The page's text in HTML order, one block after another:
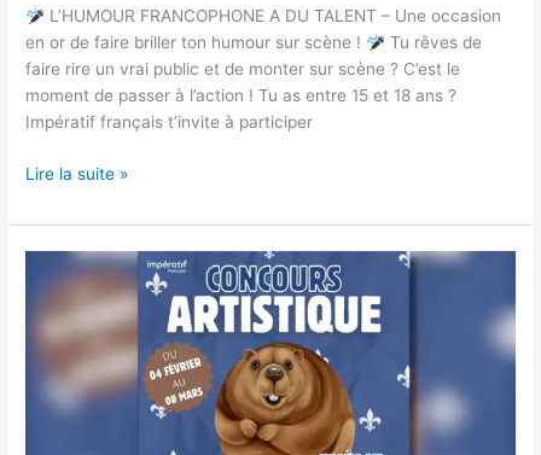
L’HUMOUR FRANCOPHONE A DU TALENT – Une occasion
en or de faire briller ton humour sur scène !
Tu rêves de
faire rire un vrai public et de monter sur scène ? C’est le
moment de passer à l’action ! Tu as entre 15 et 18 ans ?
Impératif français t’invite à participer
Lire la suite »
Concours
création
artistique
2025